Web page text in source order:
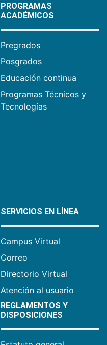
PROGRAMAS
ACADÉMICOS
Pregrados
Posgrados
Educación continua
Programas Técnicos y
Tecnologías
SERVICIOS EN LÍNEA
Campus Virtual
Correo
Directorio Virtual
Atención al usuario
REGLAMENTOS Y
DISPOSICIONES